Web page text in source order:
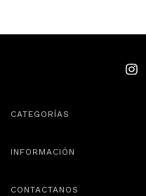
CATEGORÍAS
INFORMACIÓN
CONTACTANOS